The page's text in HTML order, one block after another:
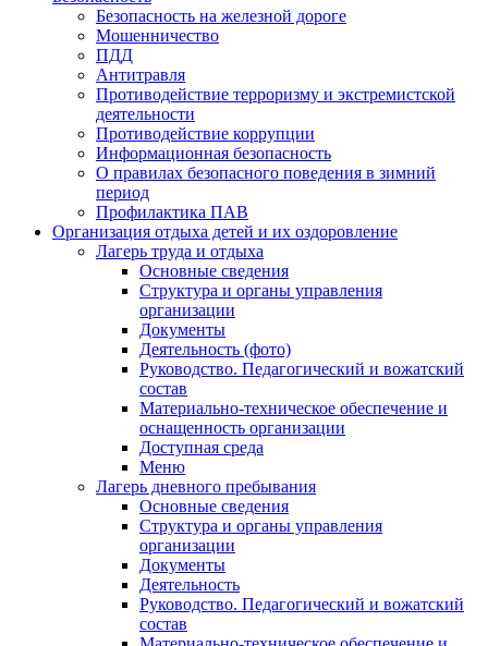
Безопасность на железной дороге
Мошенничество
ПДД
Антитравля
Противодействие терроризму и экстремистской
деятельности
Противодействие коррупции
Информационная безопасность
О правилах безопасного поведения в зимний
период
Профилактика ПАВ
Организация отдыха детей и их оздоровление
Лагерь труда и отдыха
Основные сведения
Структура и органы управления
организации
Документы
Деятельность (фото)
Руководство. Педагогический и вожатский
состав
Материально-техническое обеспечение и
оснащенность организации
Доступная среда
Меню
Лагерь дневного пребывания
Основные сведения
Структура и органы управления
организации
Документы
Деятельность
Руководство. Педагогический и вожатский
состав